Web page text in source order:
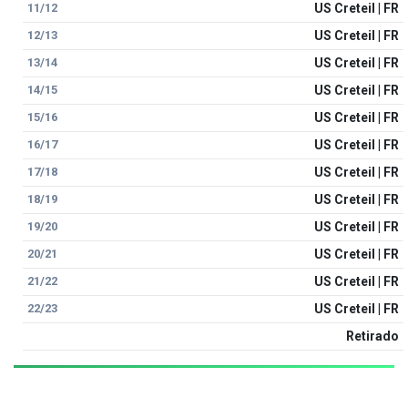
11/12 US Creteil | FR
12/13 US Creteil | FR
13/14 US Creteil | FR
14/15 US Creteil | FR
15/16 US Creteil | FR
16/17 US Creteil | FR
17/18 US Creteil | FR
18/19 US Creteil | FR
19/20 US Creteil | FR
20/21 US Creteil | FR
21/22 US Creteil | FR
22/23
US Creteil | FR
Retirado